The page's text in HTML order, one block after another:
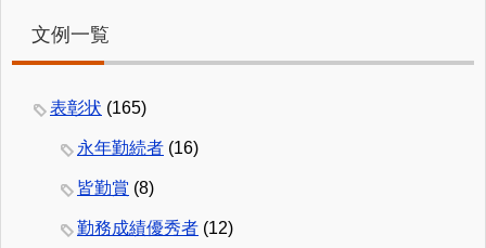
文例一覧
表彰状 (165)
永年勤続者 (16)
皆勤賞 (8)
勤務成績優秀者 (12)